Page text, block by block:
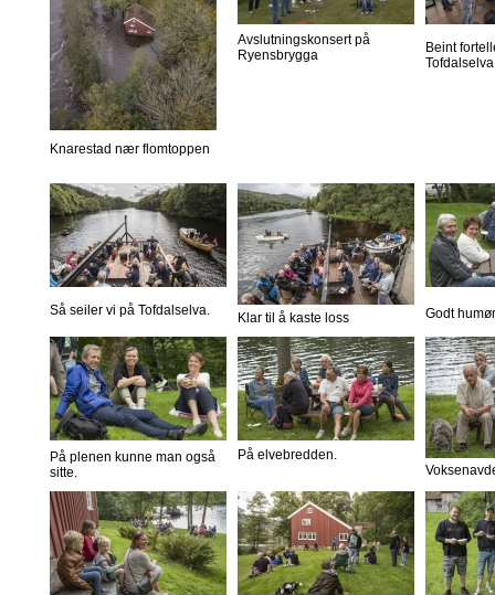
Knarestad nær flomtoppen
Avslutningskonsert på
Ryensbrygga
Beint
Så seiler vi på Tofdalselva. Klar til å kaste loss Godt
På plenen kunne man også
sitte.
På elvebredden.